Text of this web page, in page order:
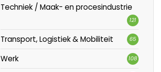
Techniek / Maak- en procesindustrie
121
Transport, Logistiek & Mobiliteit 65
Werk 108